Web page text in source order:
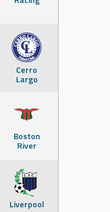
Cerro
Largo
Boston
River
Liverpool